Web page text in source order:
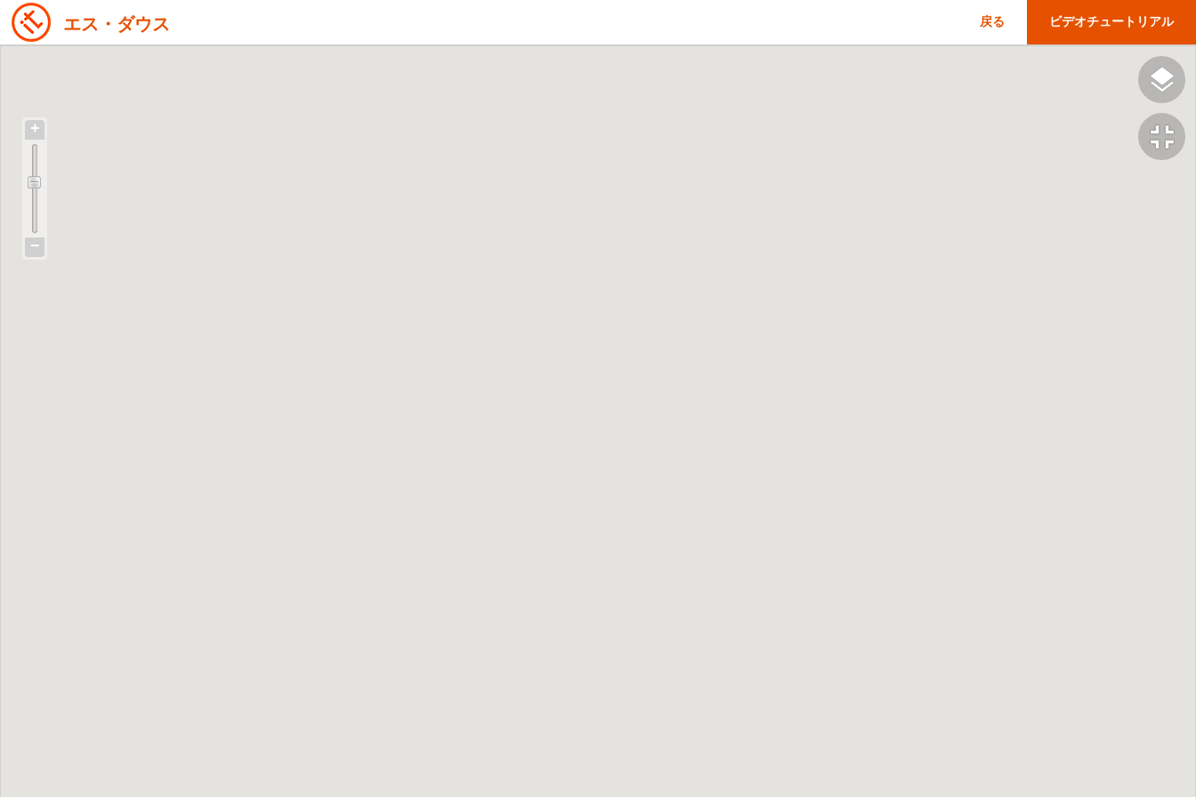
エス・ダウス ビデオチュートリアル
戻る
+
−
fullscreen_exit